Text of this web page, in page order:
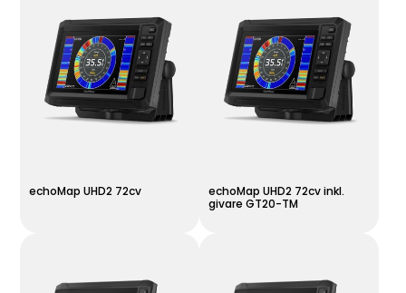
echoMap UHD2 72cv
echoMap UHD2 72cv inkl.
givare GT20-TM